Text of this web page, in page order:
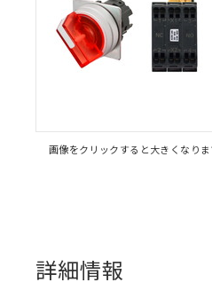
画像をクリックすると大きくなりま
詳細情報